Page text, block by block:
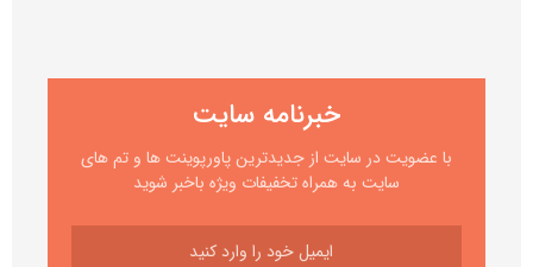
خبرنامه سایت
با عضویت در سایت از جدیدترین پاورپوینت ها و تم های
سایت به همراه تخفیفات ویژه باخبر شوید